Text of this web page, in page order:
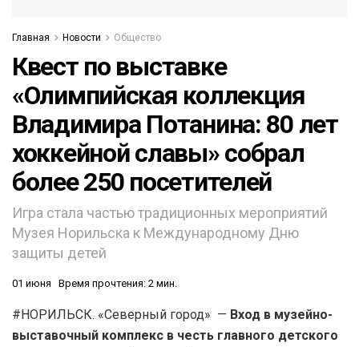
Главная Новости Общество
Квест по выставке
«Олимпийская коллекция
Владимира Потанина: 80 лет
хоккейной славы» собрал
более 250 посетителей
Игра стала частью традиционных мероприятий
Музея Норильска к Международному Дню
защиты детей
01 июня Время прочтения: 2 мин.
#НОРИЛЬСК. «Северный город» — Вход в музейно-
выставочный комплекс в честь главного детского